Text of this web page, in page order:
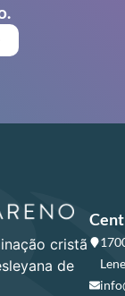
cristã
de